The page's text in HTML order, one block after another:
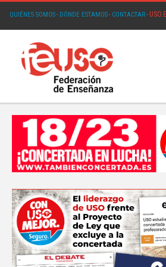
QUIÉNES SOMOS· DÓNDE ESTAMOS· CONTACTAR·